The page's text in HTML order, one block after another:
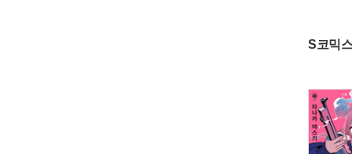
S코믹